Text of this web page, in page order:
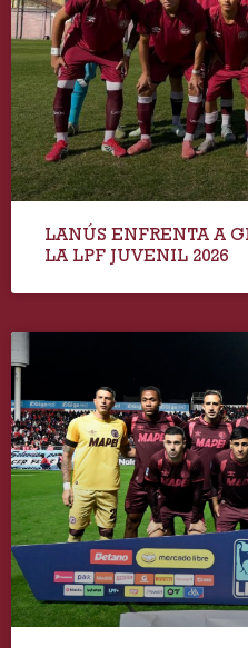
LANÚS ENFRENTA A
LA LPF JUVENIL 2026